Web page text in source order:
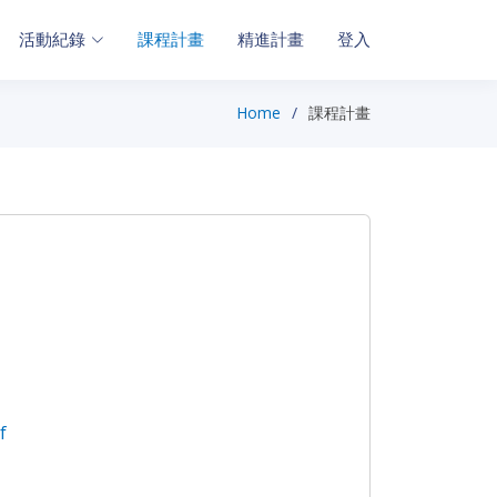
活動紀錄 課程計畫 精進計畫 登入
Home 課程計畫